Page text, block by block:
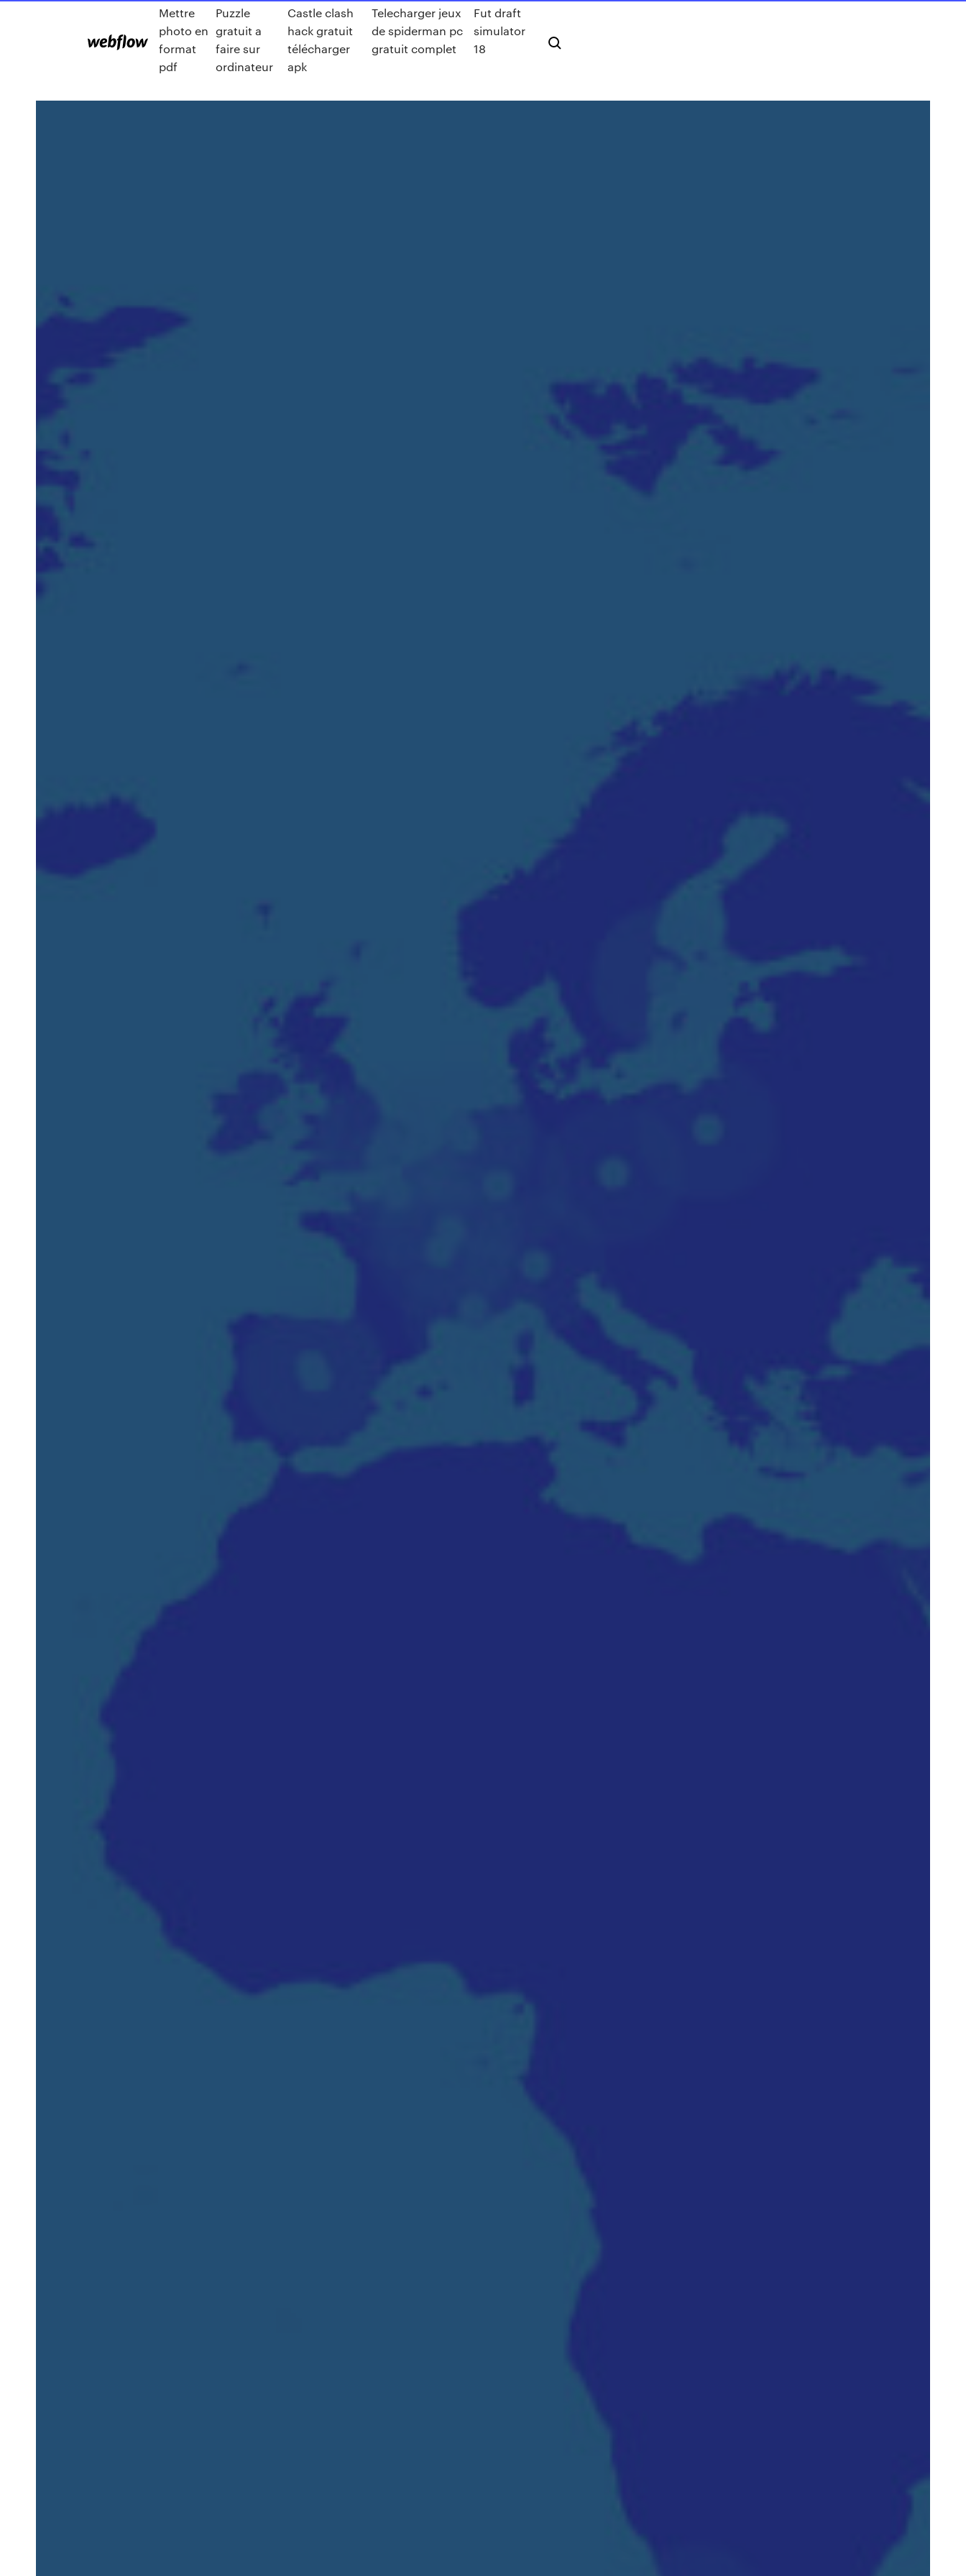
Mettre
photo en
format
pdf
Puzzle
gratuit a
faire sur
ordinateur
Castle clash
hack gratuit
télécharger
apk
Telecharger jeux
de spiderman pc
gratuit complet
Fut draft
simulator
18